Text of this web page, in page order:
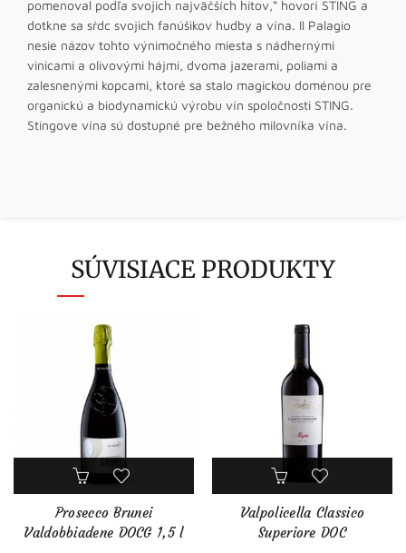
pomenoval podľa svojich najväčších hitov,“ hovorí STING a
dotkne sa sŕdc svojich fanúšikov hudby a vína. Il Palagio
nesie názov tohto výnimočného miesta s nádhernými
vinicami a olivovými hájmi, dvoma jazerami, poliami a
zalesnenými kopcami, ktoré sa stalo magickou doménou pre
organickú a biodynamickú výrobu vín spoločnosti STING.
Stingove vína sú dostupné pre bežného milovníka vína.
SÚVISIACE PRODUKTY
Prosecco Brunei
Valdobbiadene DOCG 1,5 l
Valpolicella Classico
Superiore DOC